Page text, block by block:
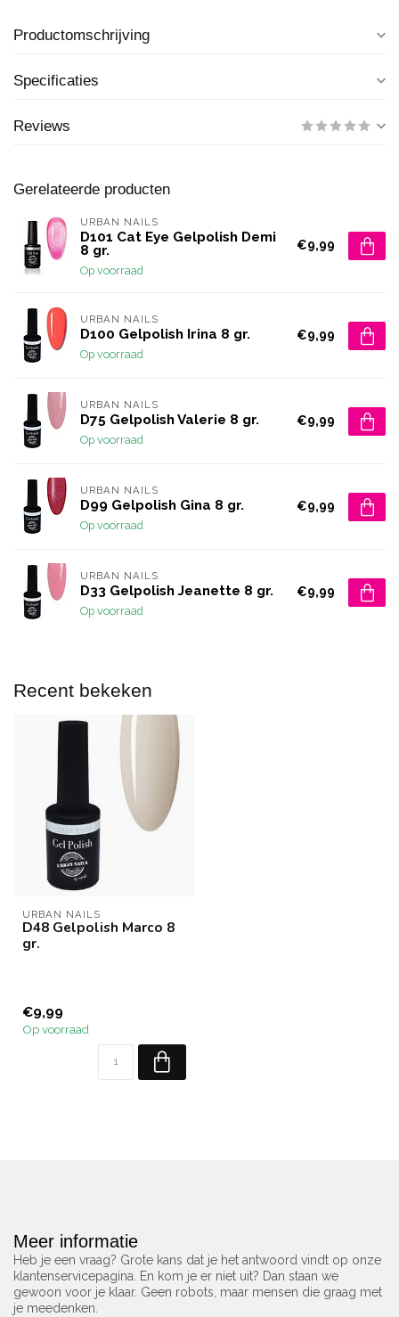
Productomschrijving
Specificaties
Reviews
Gerelateerde producten
URBAN NAILS
D101 Cat Eye Gelpolish Demi
8 gr.
Op voorraad
€9,99
URBAN NAILS
D100 Gelpolish Irina 8 gr.
Op voorraad
€9,99
URBAN NAILS
D75 Gelpolish Valerie 8 gr.
Op voorraad
€9,99
URBAN NAILS
D99 Gelpolish Gina 8 gr.
Op voorraad
€9,99
URBAN NAILS
D33 Gelpolish Jeanette 8 gr.
Op voorraad
€9,99
Recent bekeken
URBAN NAILS
D48 Gelpolish Marco 8
gr.
€9,99
Op voorraad
Meer informatie
Heb je een vraag? Grote kans dat je het antwoord vindt op onze
klantenservicepagina. En kom je er niet uit? Dan staan we
gewoon voor je klaar. Geen robots, maar mensen die graag met
je meedenken.